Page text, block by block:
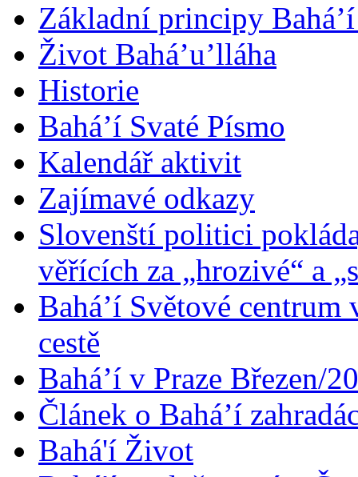
Základní principy
Život Bahá’u’lláha
Historie
Bahá’í Svaté Písmo
Kalendář aktivit
Zajímavé odkazy
Slovenští politici
věřících za „hrozivé“ a
Bahá’í Světové
cestě
Bahá’í v Praze Březen/
Článek o Bahá’í
Bahá'í Život